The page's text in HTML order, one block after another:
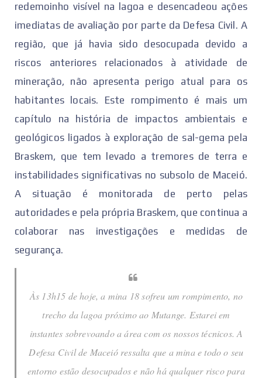
redemoinho visível na lagoa e desencadeou ações
imediatas de avaliação por parte da Defesa Civil. A
região, que já havia sido desocupada devido a
riscos anteriores relacionados à atividade de
mineração, não apresenta perigo atual para os
habitantes locais. Este rompimento é mais um
capítulo na história de impactos ambientais e
geológicos ligados à exploração de sal-gema pela
Braskem, que tem levado a tremores de terra e
instabilidades significativas no subsolo de Maceió.
A situação é monitorada de perto pelas
autoridades e pela própria Braskem, que continua a
colaborar nas investigações e medidas de
segurança.
Às 13h15 de hoje, a mina 18 sofreu um rompimento, no
trecho da lagoa próximo ao Mutange. Estarei em
instantes sobrevoando a área com os nossos técnicos. A
Defesa Civil de Maceió ressalta que a mina e todo o seu
entorno estão desocupados e não há qualquer risco para